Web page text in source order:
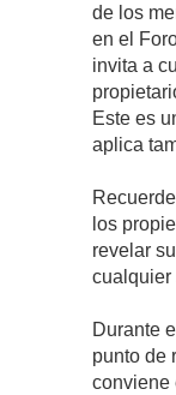
de los
en el
invita a
Este es
aplica
los
revelar
cualquier
Durante
punto de
conviene